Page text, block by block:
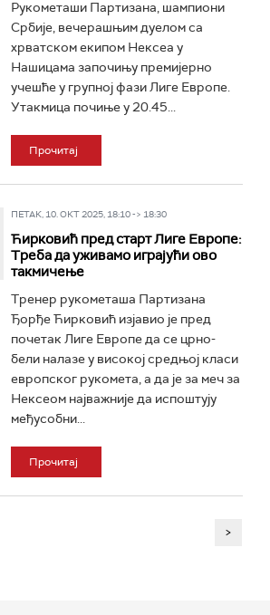
Рукометаши Партизана, шампиони
Србије, вечерашњим дуелом са
хрватском екипом Нексеа у
Нашицама започињу премијерно
учешће у групној фази Лиге Европе.
Утакмица почиње у 20.45...
Прочитај
ПЕТАК, 10. ОКТ 2025, 18:10 -> 18:30
Ћирковић пред старт Лиге Европе:
Треба да уживамо играјући ово
такмичење
Тренер рукометаша Партизана
Ђорђе Ћирковић изјавио је пред
почетак Лиге Европе да се црно-
бели налазе у високој средњој класи
европског рукомета, а да је за меч за
Нексеом најважније да испоштују
међусобни...
Прочитај
>